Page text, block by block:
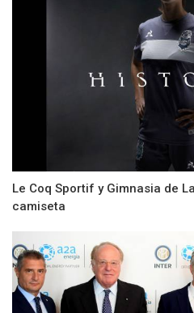
Le Coq Sportif y Gimnasia de
camiseta